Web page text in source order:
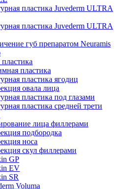
пластика Juvederm ULTRA
пластика Juvederm ULTRA
губ препаратом Neuramis
пластика
пластика ягодиц
овала лица
пластика под глазами
пластика средней трети
лица филлерами
подбородка
носа
скул филлерами
GP
EV
SR
Voluma